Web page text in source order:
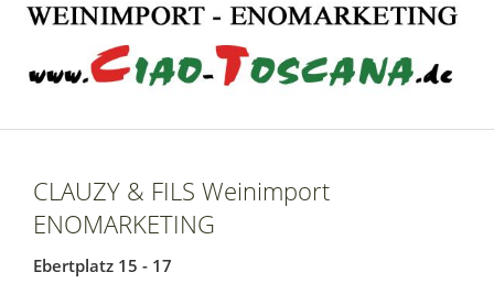
CLAUZY & FILS Weinimport
ENOMARKETING
Ebertplatz 15 - 17